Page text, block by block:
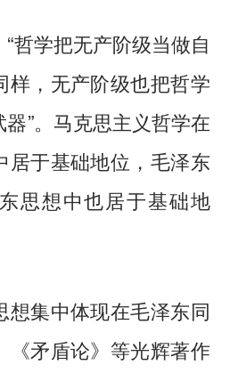
学把无产阶级当做自
样，无产阶级也把哲学
”。马克思主义哲学在
居于基础地位，毛泽东
思想中也居于基础地
集中体现在毛泽东同
《矛盾论》等光辉著作